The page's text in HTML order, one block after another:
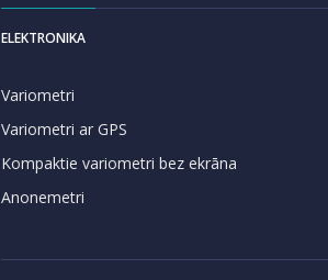
ELEKTRONIKA
Variometri
Variometri ar GPS
Kompaktie variometri bez ekrāna
Anonemetri